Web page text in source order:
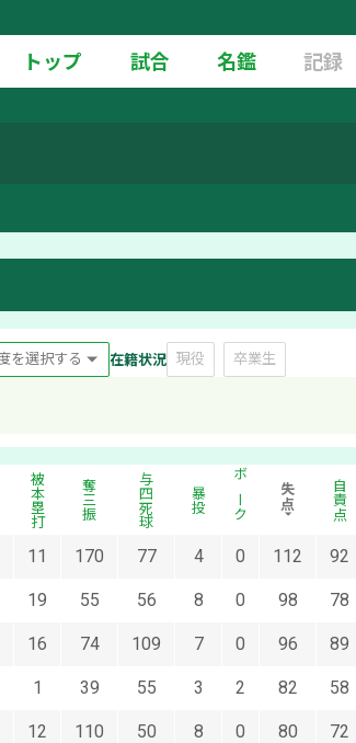
トップ 試合 名鑑 記録
在籍状況 現役 卒業生
被本塁打 奪三振 与四死球 暴投 ボーク 失点 自責点
11 170 77 4 0 112 92
19 55 56 8 0 98 78
16 74 109 7 0 96 89
1 39 55 3 2 82 58
12 110 50 8 0 80 72